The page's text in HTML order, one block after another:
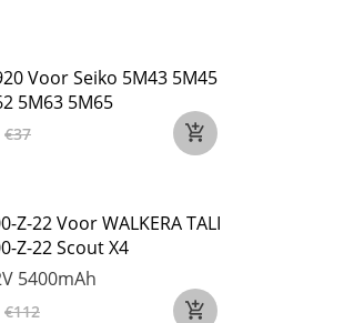
Voor Seiko 5M43 5M45
5M63 5M65
€37
Z-22 Voor WALKERA TALI
Z-22 Scout X4
5400mAh
€112